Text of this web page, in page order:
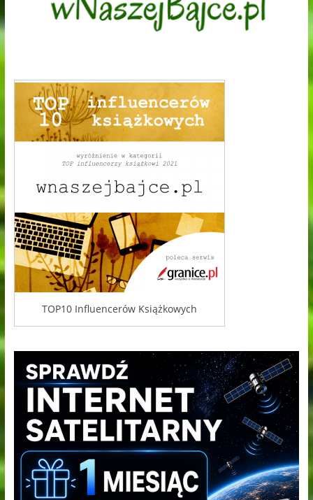
TOP10 Influencerów Książkowych